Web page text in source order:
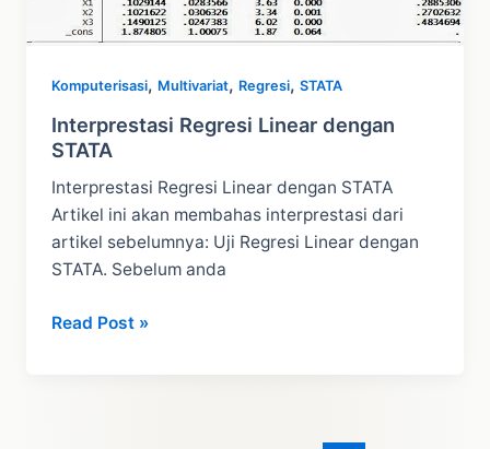
Komputerisasi, Multivariat, Regresi,STATA
Interprestasi Regresi Linear dengan
STATA
Interprestasi Regresi Linear dengan STATA
Artikel ini akan membahas interprestasi dari
artikel sebelumnya: Uji Regresi Linear dengan
STATA. Sebelum anda
Interprestasi
Read Post »